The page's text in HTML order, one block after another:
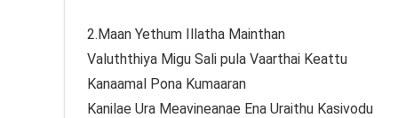
2.Maan Yethum Illatha Mainthan
Valuththiya Migu Sali pula Vaarthai Keattu
Kanaamal Pona Kumaaran
Kanilae Ura Meavineanae Ena Uraithu Kasivodu